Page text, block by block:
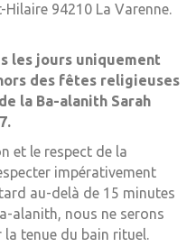
Hilaire 94210 La Varenne.
les jours uniquement
des fêtes religieuses
la Ba-alanith Sarah
et le respect de la
impérativement
au-delà de 15 minutes
alanith, nous ne serons
la tenue du bain rituel.